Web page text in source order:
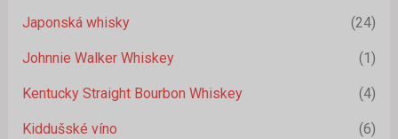
Japonská whisky (24)
Johnnie Walker Whiskey (1)
Kentucky Straight Bourbon Whiskey (4)
Kiddušské víno (6)